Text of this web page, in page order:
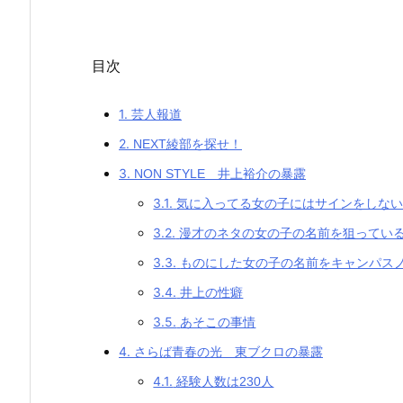
目次
1. 芸人報道
2. NEXT綾部を探せ！
3. NON STYLE 井上裕介の暴露
3.1. 気に入ってる女の子にはサインをしない
3.2. 漫才のネタの女の子の名前を狙ってい
3.3. ものにした女の子の名前をキャンパス
3.4. 井上の性癖
3.5. あそこの事情
4. さらば青春の光 東ブクロの暴露
4.1. 経験人数は230人